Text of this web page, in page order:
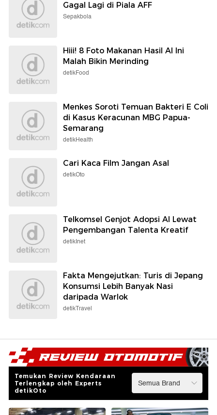
Gagal Lagi di Piala AFF
Sepakbola
Hiii! 8 Foto Makanan Hasil AI Ini
Malah Bikin Merinding
detikFood
Menkes Soroti Temuan Bakteri E Coli
di Kasus Keracunan MBG Papua-
Semarang
detikHealth
Cari Kaca Film Jangan Asal
detikOto
Telkomsel Genjot Adopsi AI Lewat
Pengembangan Talenta Kreatif
detikInet
Fakta Mengejutkan: Turis di Jepang
Konsumsi Lebih Banyak Nasi
daripada Warlok
detikTravel
Temukan Review Kendaraan
Terlengkap oleh Experts
detikOto